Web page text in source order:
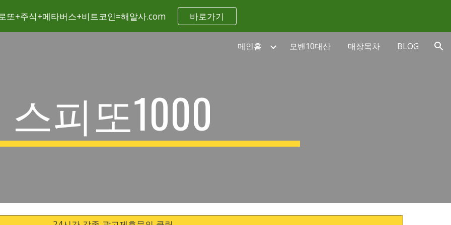
to main content Skip to navigation
또+주식+메타버스+비트코인=해알사.com 바로가기
메인홈 모밴10대산 매장목차 BLOG
스피또1000